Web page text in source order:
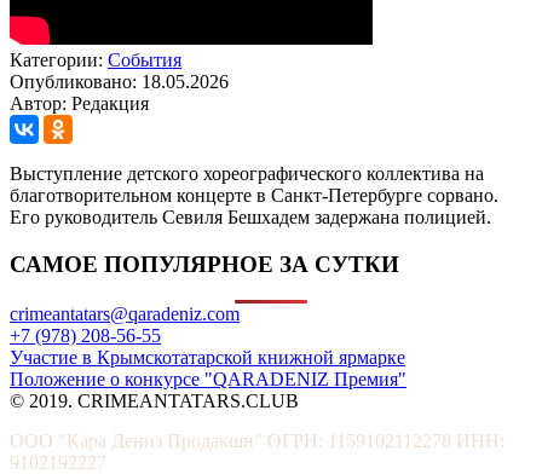
Категории: События
Опубликовано: 18.05.2026
Автор: Редакция
Выступление детского хореографического коллектива на
благотворительном концерте в Санкт-Петербурге сорвано.
Его руководитель Севиля Бешхадем задержана полицией.
САМОЕ ПОПУЛЯРНОЕ ЗА СУТКИ
crimeantatars@qaradeniz.com
+7 (978) 208-56-55
Участие в Крымскотатарской книжной ярмарке
Положение о конкурсе "QARADENIZ Премия"
© 2019. CRIMEANTATARS.CLUB
ООО "Кара Дениз Продакшн" ОГРН: 1159102112278 ИНН:
9102192227